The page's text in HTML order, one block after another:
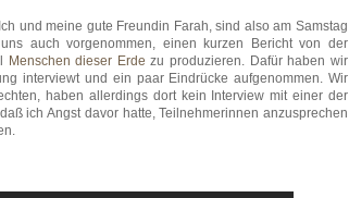
Ich und meine gute Freundin Farah, sind also am Samstag
auch vorgenommen, einen kurzen Bericht von der
Menschen dieser Erde zu produzieren. Dafür haben wir
interviewt und ein paar Eindrücke aufgenommen. Wir
haben allerdings dort kein Interview mit einer der
ich Angst davor hatte, Teilnehmerinnen anzusprechen